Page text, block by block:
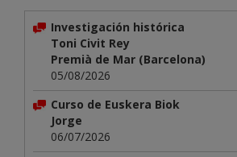
Investigación histórica
Toni Civit Rey
Premià de Mar (Barcelona)
05/08/2026
Curso de Euskera Biok
Jorge
06/07/2026